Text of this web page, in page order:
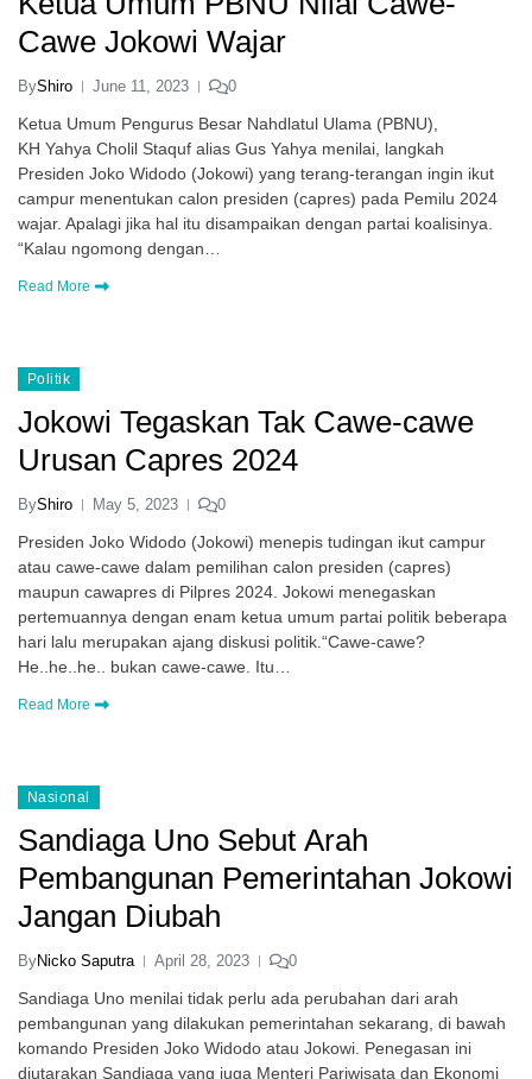
Cawe Jokowi Wajar
ByShiro June 11, 2023 0
Ketua Umum Pengurus Besar Nahdlatul Ulama (PBNU),
KH Yahya Cholil Staquf alias Gus Yahya menilai, langkah
Presiden Joko Widodo (Jokowi) yang terang-terangan ingin ikut
campur menentukan calon presiden (capres) pada Pemilu 2024
wajar. Apalagi jika hal itu disampaikan dengan partai koalisinya.
“Kalau ngomong dengan…
Read More
Politik
Jokowi Tegaskan Tak Cawe-cawe
Urusan Capres 2024
ByShiro May 5, 2023 0
Presiden Joko Widodo (Jokowi) menepis tudingan ikut campur
atau cawe-cawe dalam pemilihan calon presiden (capres)
maupun cawapres di Pilpres 2024. Jokowi menegaskan
pertemuannya dengan enam ketua umum partai politik beberapa
hari lalu merupakan ajang diskusi politik.“Cawe-cawe?
He..he..he.. bukan cawe-cawe. Itu…
Read More
Nasional
Sandiaga Uno Sebut Arah
Pembangunan Pemerintahan Jokowi
Jangan Diubah
ByNicko Saputra April 28, 2023 0
Sandiaga Uno menilai tidak perlu ada perubahan dari arah
pembangunan yang dilakukan pemerintahan sekarang, di bawah
komando Presiden Joko Widodo atau Jokowi. Penegasan ini
diutarakan Sandiaga yang juga Menteri Pariwisata dan Ekonomi